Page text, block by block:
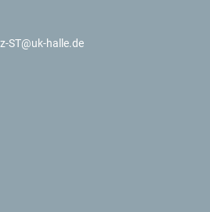
ST@uk-halle.de